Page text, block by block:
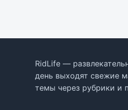
RidLife —
день выходят свежие
темы через рубрики и